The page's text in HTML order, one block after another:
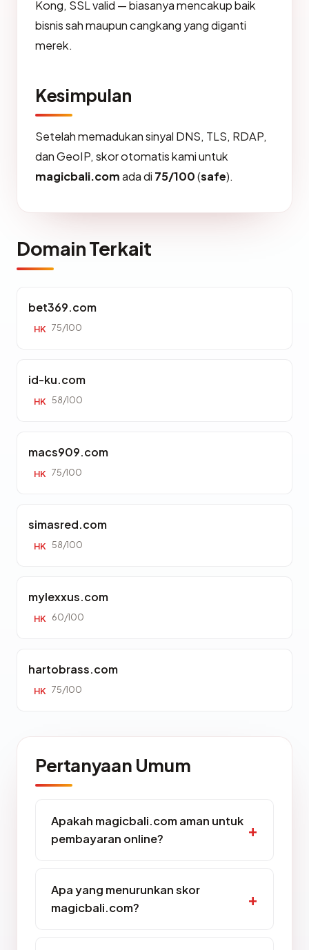
Kong, SSL valid — biasanya mencakup baik
bisnis sah maupun cangkang yang diganti
merek.
Kesimpulan
Setelah memadukan sinyal DNS, TLS, RDAP,
dan GeoIP, skor otomatis kami untuk
magicbali.comada di 75/100(safe).
Domain Terkait
bet369.com
HK 75/100
id-ku.com
HK 58/100
macs909.com
HK 75/100
simasred.com
HK 58/100
mylexxus.com
HK 60/100
hartobrass.com
HK 75/100
Pertanyaan Umum
Apakah magicbali.com aman untuk
pembayaran online?
Apa yang menurunkan skor
magicbali.com?